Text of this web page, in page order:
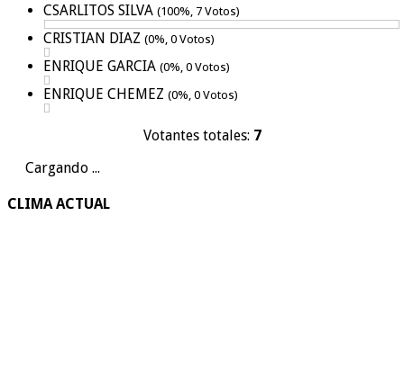
CSARLITOS SILVA (100%, 7 Votos)
CRISTIAN DIAZ (0%, 0 Votos)
ENRIQUE GARCIA (0%, 0 Votos)
ENRIQUE CHEMEZ (0%, 0 Votos)
Votantes totales: 7
Cargando ...
CLIMA ACTUAL